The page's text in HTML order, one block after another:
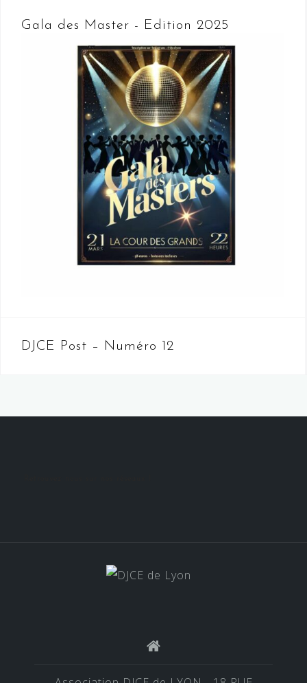
Gala des Master - Edition 2025
DJCE Post – Numéro 12